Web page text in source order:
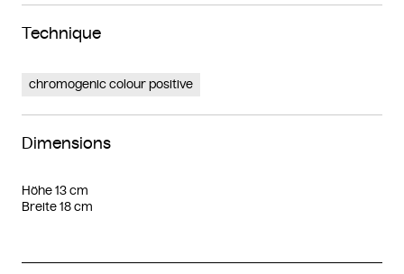
Technique
chromogenic colour positive
Dimensions
Höhe 13 cm
Breite 18 cm